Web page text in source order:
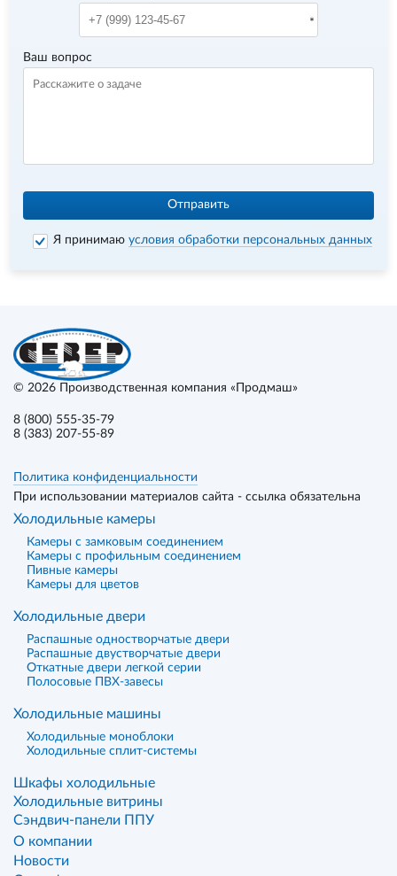
Ваш вопрос
Отправить
Я принимаюусловия обработки персональных данных
© 2026 Производственная компания «Продмаш»
8 (800) 555-35-79
8 (383) 207-55-89
Политика конфиденциальности
При использовании материалов сайта - ссылка обязательна
Холодильные камеры
Камеры с замковым соединением
Камеры с профильным соединением
Пивные камеры
Камеры для цветов
Холодильные двери
Распашные одностворчатые двери
Распашные двустворчатые двери
Откатные двери легкой серии
Полосовые ПВХ-завесы
Холодильные машины
Холодильные моноблоки
Холодильные сплит-системы
Шкафы холодильные
Холодильные витрины
Сэндвич-панели ППУ
О компании
Новости